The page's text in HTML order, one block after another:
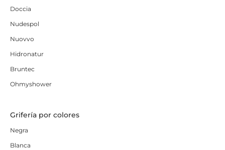
Doccia
Nudespol
Nuovvo
Hidronatur
Bruntec
Ohmyshower
Grifería por colores
Negra
Blanca